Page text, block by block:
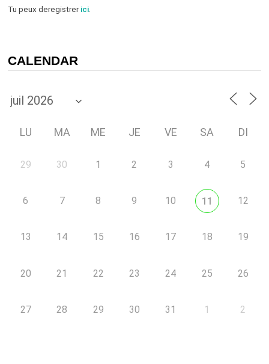
Tu peux deregistrerici.
CALENDAR
LU MA ME JE VE SA DI
29 30 1 2 3 4 5
6 7 8 9 10 11 12
13 14 15 16 17 18 19
20 21 22 23 24 25 26
27 28 29 30 31 1 2